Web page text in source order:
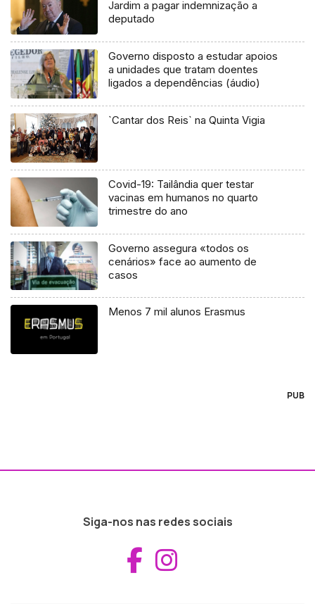
Jardim a pagar indemnização a
deputado
Governo disposto a estudar apoios
a unidades que tratam doentes
ligados a dependências (áudio)
`Cantar dos Reis` na Quinta Vigia
Covid-19: Tailândia quer testar
vacinas em humanos no quarto
trimestre do ano
Governo assegura «todos os
cenários» face ao aumento de
casos
Menos 7 mil alunos Erasmus
PUB
Siga-nos nas redes sociais
Aceder ao